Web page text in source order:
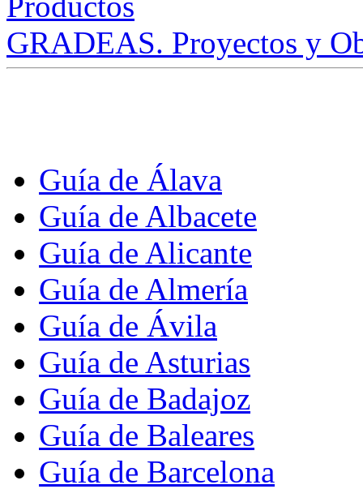
GRADEAS. Proyectos y
Guía de Álava
Guía de Albacete
Guía de Alicante
Guía de Almería
Guía de Ávila
Guía de Asturias
Guía de Badajoz
Guía de Baleares
Guía de Barcelona